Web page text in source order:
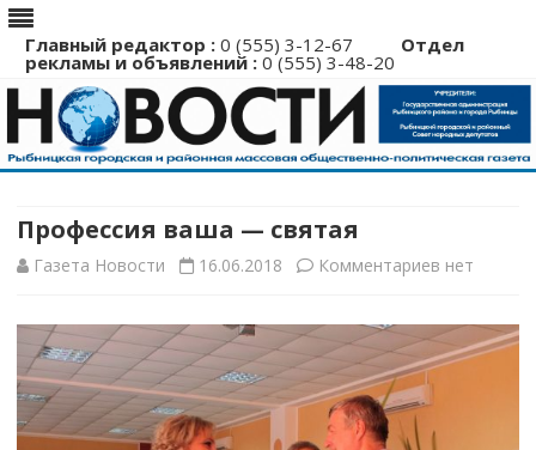
Главный редактор : 0 (555) 3-12-67 Отдел
рекламы и объявлений : 0 (555) 3-48-20
Перейти
Профессия ваша — святая
Газета Новости 16.06.2018 Комментариев к
Профессия
нет